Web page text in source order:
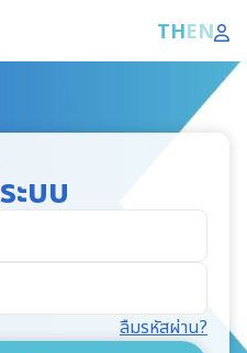
THEN
ะบบ
ลืมรหัสผ่าน?